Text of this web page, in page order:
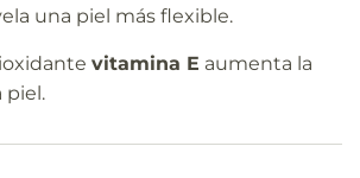
una piel más flexible.
vitamina E aumenta la
piel.